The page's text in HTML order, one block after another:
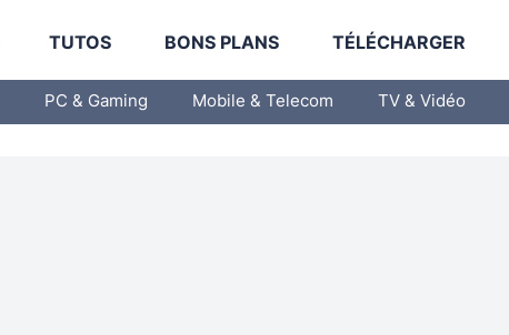
TUTOS BONS PLANS TÉLÉCHARGER
PC & Gaming Mobile & Telecom TV & Vidéo